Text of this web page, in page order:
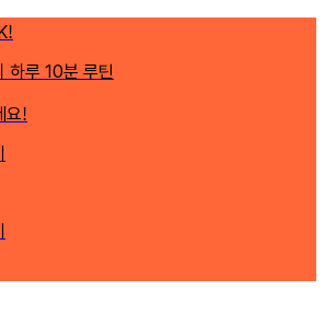
하루 10분 루틴
요!